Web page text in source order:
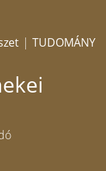
| TUDOMÁNY